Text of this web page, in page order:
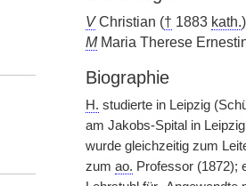
VChristian († 1883 kath.
MMaria Therese
Biographie
H. studierte in Leipzig
am Jakobs-Spital in
wurde gleichzeitig zum
zum ao. Professor (1872);